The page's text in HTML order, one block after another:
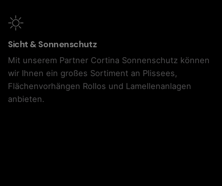
Sicht & Sonnenschutz
Mit unserem Partner Cortina Sonnenschutz können
wir Ihnen ein großes Sortiment an Plissees,
Flächenvorhängen Rollos und Lamellenanlagen
anbieten.